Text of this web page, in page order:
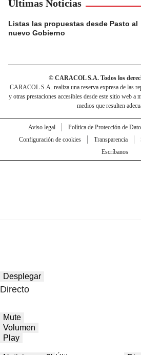
Últimas Noticias
Listas las propuestas desde Pasto al
nuevo Gobierno
© CARACOL S.A. Todos los
CARACOL S.A. realiza una reserva expresa de las
y otras prestaciones accesibles desde este sitio web a
medios que resulten
Aviso legal Política de Protección de
Configuración de cookies
Transparencia
Escríbanos
Desplegar
Directo
Mute
Volumen
Play